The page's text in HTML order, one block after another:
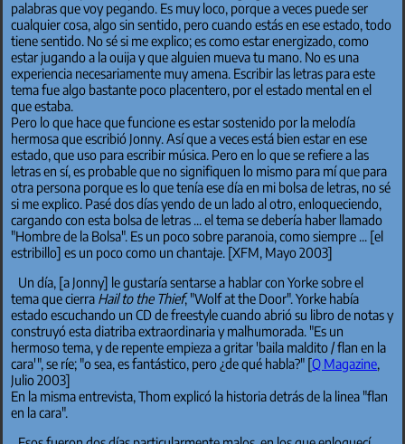
palabras que voy pegando. Es muy loco, porque a veces puede ser
cualquier cosa, algo sin sentido, pero cuando estás en ese estado, todo
tiene sentido. No sé si me explico; es como estar energizado, como
estar jugando a la ouija y que alguien mueva tu mano. No es una
experiencia necesariamente muy amena. Escribir las letras para este
tema fue algo bastante poco placentero, por el estado mental en el
que estaba.
Pero lo que hace que funcione es estar sostenido por la melodía
hermosa que escribió Jonny. Así que a veces está bien estar en ese
estado, que uso para escribir música. Pero en lo que se refiere a las
letras en sí, es probable que no signifiquen lo mismo para mí que para
otra persona porque es lo que tenía ese día en mi bolsa de letras, no sé
si me explico. Pasé dos días yendo de un lado al otro, enloqueciendo,
cargando con esta bolsa de letras ... el tema se debería haber llamado
"Hombre de la Bolsa". Es un poco sobre paranoia, como siempre ... [el
estribillo] es un poco como un chantaje. [XFM, Mayo 2003]
Un día, [a Jonny] le gustaría sentarse a hablar con Yorke sobre el
tema que cierra Hail to the Thief, "Wolf at the Door". Yorke había
estado escuchando un CD de freestyle cuando abrió su libro de notas y
construyó esta diatriba extraordinaria y malhumorada. "Es un
hermoso tema, y de repente empieza a gritar 'baila maldito / flan en la
cara'", se ríe; "o sea, es fantástico, pero ¿de qué habla?" [Q Magazine,
Julio 2003]
En la misma entrevista, Thom explicó la historia detrás de la linea "flan
en la cara".